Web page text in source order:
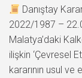
Danıştay
2022/1987 –
Malatya’daki
ilişkin ‘Çevresel
kararının usul